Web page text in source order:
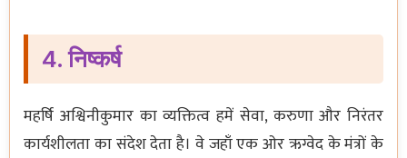
4. निष्कर्ष
महर्षि अश्विनीकुमार का व्यक्तित्व हमें सेवा, करुणा और निरंतर
कार्यशीलता का संदेश देता है। वे जहाँ एक ओर ऋग्वेद के मंत्रों के